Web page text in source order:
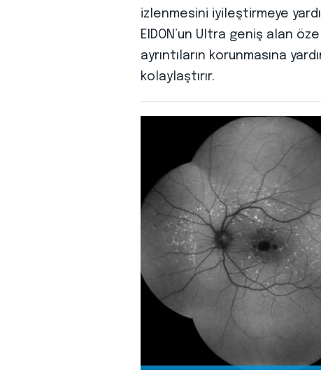
izlenmesini iyileştirmeye
EIDON’un Ultra geniş alan
ayrıntıların korunmasına
kolaylaştırır.